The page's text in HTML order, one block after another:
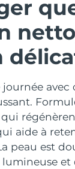
avec
aide à
peau est
et